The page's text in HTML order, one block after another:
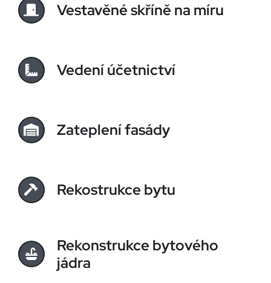
Vestavěné skříně na míru
Vedení účetnictví
Zateplení fasády
Rekostrukce bytu
Rekonstrukce bytového
jádra